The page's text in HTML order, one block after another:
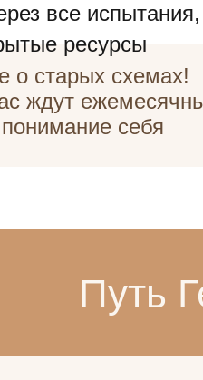
все
ресурсы
о старых схемах!
ждут
себя
Путь